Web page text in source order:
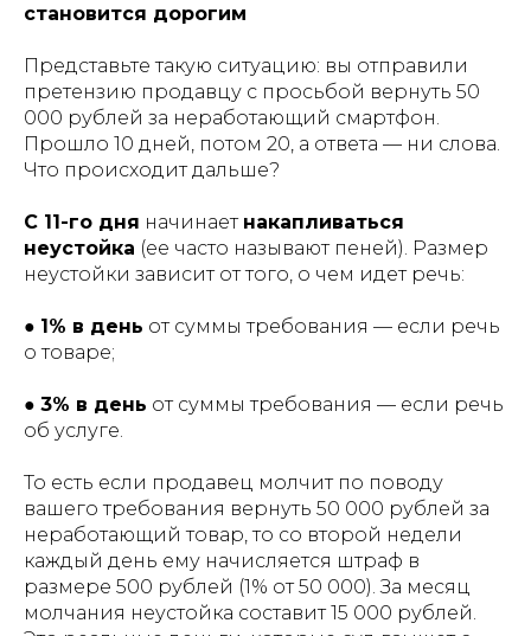
становится дорогим
Представьте такую ситуацию: вы отправили
претензию продавцу с просьбой вернуть 50
000 рублей за неработающий смартфон.
Прошло 10 дней, потом 20, а ответа — ни слова.
Что происходит дальше?
С 11-го дня начинает накапливаться
неустойка (ее часто называют пеней). Размер
неустойки зависит от того, о чем идет речь:
● 1% в день от суммы требования — если речь
о товаре;
● 3% в день от суммы требования — если речь
об услуге.
То есть если продавец молчит по поводу
вашего требования вернуть 50 000 рублей за
неработающий товар, то со второй недели
каждый день ему начисляется штраф в
размере 500 рублей (1% от 50 000). За месяц
молчания неустойка составит 15 000 рублей.